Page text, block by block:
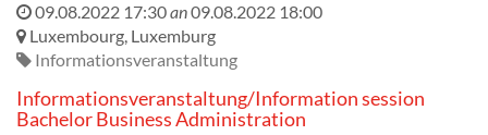
09.08.2022 17:30an09.08.2022 18:00
Luxembourg, Luxemburg
Informationsveranstaltung
Informationsveranstaltung/Information session
Bachelor Business Administration